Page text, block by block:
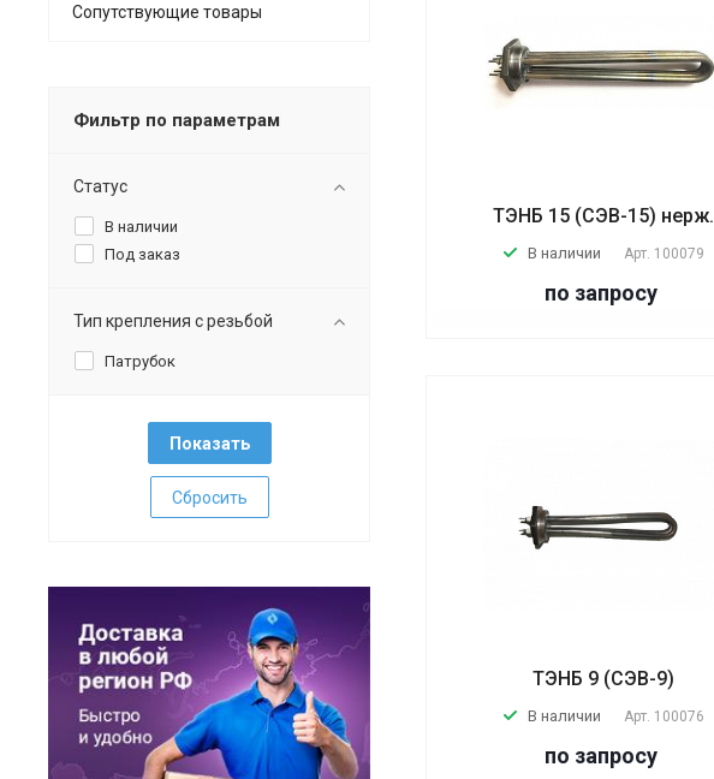
ТЭНБ 15 (СЭВ-15) нерж.
В наличии Арт. 100079
по запросу
ТЭНБ 9 (СЭВ-9)
В наличии Арт. 100076
по запросу
Сопутствующие товары
Фильтр по параметрам
Статус
В наличии
Под заказ
Тип крепления с резьбой
Патрубок
Сбросить